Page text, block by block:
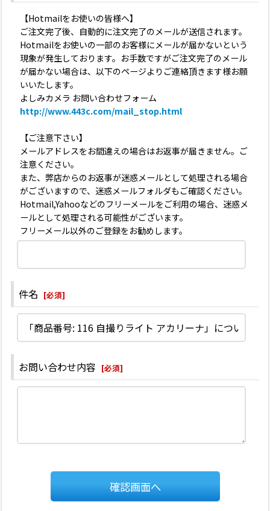
【Hotmailをお使いの皆様へ】
ご注文完了後、自動的に注文完了のメールが送信されます。
Hotmailをお使いの一部のお客様にメールが届かないという
現象が発生しております。お手数ですがご注文完了のメール
が届かない場合は、以下のページよりご連絡頂きます様お願
いいたします。
よしみカメラ お問い合わせフォーム
http://www.443c.com/mail_stop.html
【ご注意下さい】
メールアドレスをお間違えの場合はお返事が届きません。ご
注意ください。
また、弊店からのお返事が迷惑メールとして処理される場合
がございますので、迷惑メールフォルダもご確認ください。
Hotmail,Yahooなどのフリーメールをご利用の場合、迷惑メ
ールとして処理される可能性がございます。
フリーメール以外のご登録をお勧めします。
件名 [必須]
お問い合わせ内容 [必須]
確認画面へ